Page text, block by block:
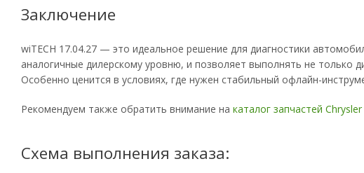
Заключение
wiTECH 17.04.27 — это идеальное решение для диагностики
аналогичные дилерскому уровню, и позволяет выполнять не только
Особенно ценится в условиях, где нужен стабильный офлайн-
Рекомендуем также обратить внимание на каталог запчастей Chrysler
Схема выполнения заказа: